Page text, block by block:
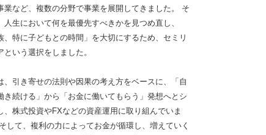
業など、複数の分野で事業を展開してきました。 そ
人生において何を最優先すべきかを見つめ直し、
、特に子どもとの時間」を大切にするため、セミリ
という選択をしました。
、引き寄せの法則や因果の考え方をベースに、「自
き続ける」から「お金に働いてもらう」発想へとシ
、株式投資やFXなどの資産運用に取り組んでいま
して、複利の力によってお金が循環し、増えていく